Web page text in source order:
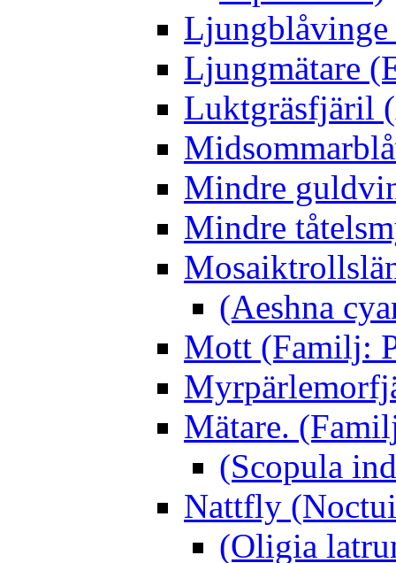
Ljungblåvinge
Ljungmätare
Luktgräsfjäril
Mindre
Mindre
(Aeshna
Mott (Familj:
Mätare.
(Scopula
Nattfly
(Oligia